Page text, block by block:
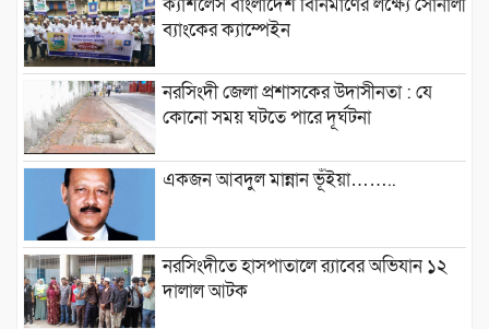
ক্যাশলেস বাংলাদেশ বিনির্মাণের লক্ষ্যে সোনালী
ব্যাংকের ক্যাম্পেইন
নরসিংদী জেলা প্রশাসকের উদাসীনতা : যে
কোনো সময় ঘটতে পারে দূর্ঘটনা
একজন আবদুল মান্নান ভূঁইয়া……..
নরসিংদীতে হাসপাতালে র‍্যাবের অভিযান ১২
দালাল আটক